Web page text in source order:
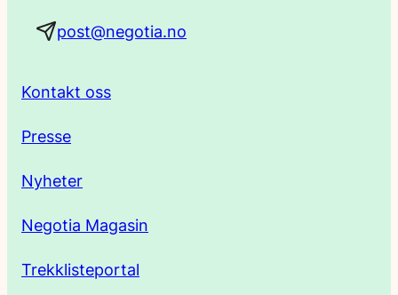
post@negotia.no
Kontakt oss
Presse
Nyheter
Negotia Magasin
Trekklisteportal